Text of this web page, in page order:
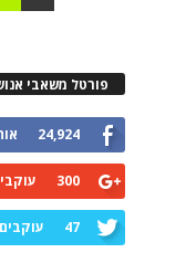
פורטל משאבי
24,924
300
47 עוקבים